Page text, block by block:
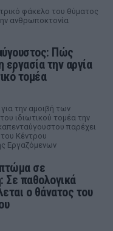
φάκελο του θύματος
ανθρωποκτονία
Πώς
εργασία την αργία
τομέα
για την αμοιβή των
ιδιωτικού τομέα την
παρέχει
Κέντρου
Εργαζόμενων
σε
Σε παθολογικά
ο θάνατος του